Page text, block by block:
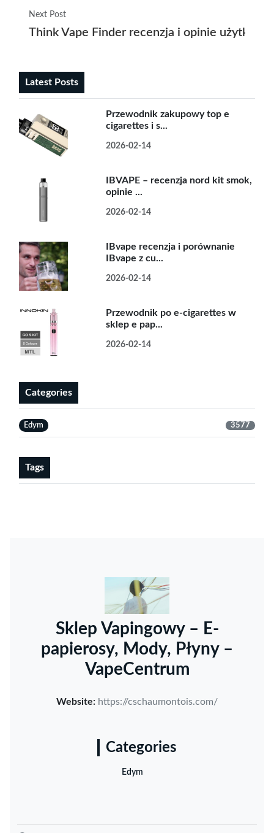
Next Post
Think Vape Finder recenzja i opinie
Latest Posts
Przewodnik zakupowy top e
cigarettes i s...
2026-02-14
IBVAPE – recenzja nord kit smok,
opinie ...
2026-02-14
IBvape recenzja i porównanie
IBvape z cu...
2026-02-14
Przewodnik po e-cigarettes w
sklep e pap...
2026-02-14
Categories
Edym 3577
Tags
Sklep Vapingowy – E-
papierosy, Mody, Płyny –
VapeCentrum
Website: https://cschaumontois.com/
Categories
Edym